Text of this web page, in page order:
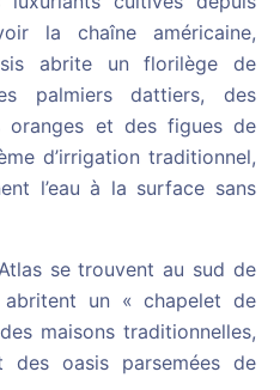
la chaîne américaine,
abrite un florilège de
palmiers dattiers, des
oranges et des figues de
d’irrigation traditionnel,
l’eau à la surface sans
se trouvent au sud de
un « chapelet de
maisons traditionnelles,
des oasis parsemées de